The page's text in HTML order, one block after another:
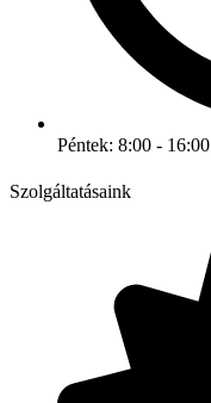
Péntek: 8:00 - 16:00
Szolgáltatásaink